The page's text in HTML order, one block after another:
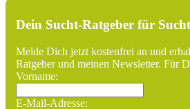
Dein Sucht-Ratgeber für
Melde Dich jetzt kostenfrei an und
Ratgeber und meinen Newsletter. Für
Vorname:
E-Mail-Adresse: